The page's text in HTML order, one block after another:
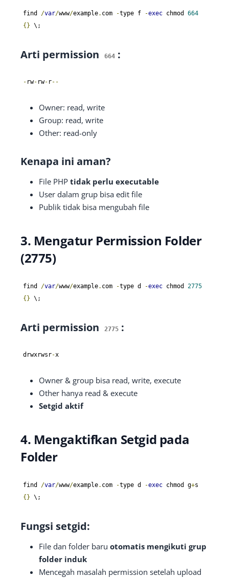
find /var/www/example. com -type f -exec chmod 664
{} \;
Arti permission 664 :
- rw- rw- r--
Owner: read, write
Group: read, write
Other: read-only
Kenapa ini aman?
File PHP tidak perlu executable
User dalam grup bisa edit file
Publik tidak bisa mengubah file
3. Mengatur Permission Folder
(2775)
find /var/www/example. com -type d -exec chmod 2775
{} \;
Arti permission 2775 :
drwxrwsr-x
Owner & group bisa read, write, execute
Other hanya read & execute
Setgid aktif
4. Mengaktifkan Setgid pada
Folder
find /var/www/example. com -type d -exec chmod g+
{} \;
Fungsi setgid:
File dan folder baru otomatis mengikuti grup
folder induk
Mencegah masalah permission setelah upload